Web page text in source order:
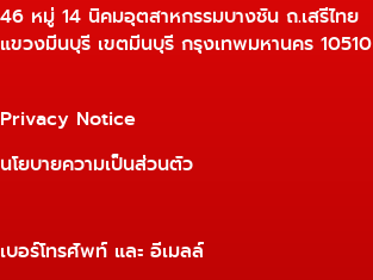
46 หมู่ 14 นิคมอุตสาหกรรมบางชัน ถ.เสรีไทย
แขวงมีนบุรี เขตมีนบุรี กรุงเทพมหานคร 10510
Privacy Notice
นโยบายความเป็นส่วนตัว
เบอร์โทรศัพท์ และ อีเมลล์